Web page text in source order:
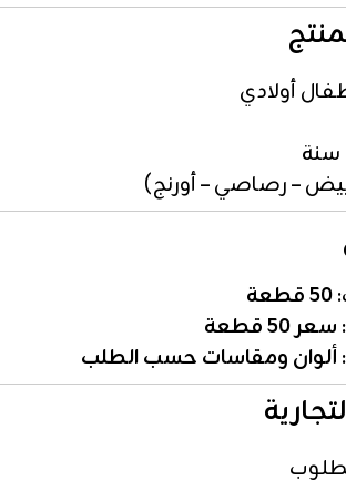
أولادي
– رصاصي – أورنج)
50 قطعة
قطعة
ألوان ومقاسات حسب الطلب